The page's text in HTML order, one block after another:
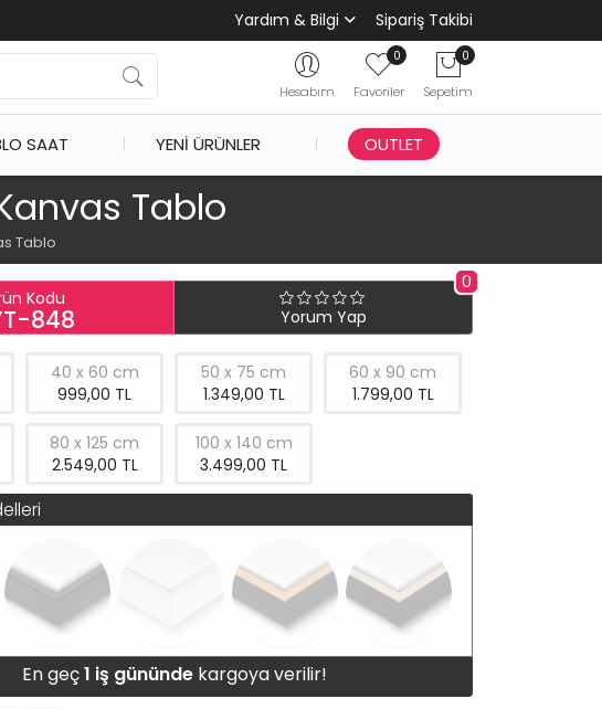
Yardım & Bilgi Sipariş Takibi
Hesabım
0
Favoriler
0
Sepetim
SAAT YENI ÜRÜNLER OUTLET
Tablo
Tablo
Kodu
848
0
Yorum Yap
40 x 60 cm
999,00 TL
50 x 75 cm
1.349,00 TL
60 x 90 cm
1.799,00 TL
80 x 125 cm
2.549,00 TL
100 x 140 cm
3.499,00 TL
En geç1 iş gününde kargoya verilir!